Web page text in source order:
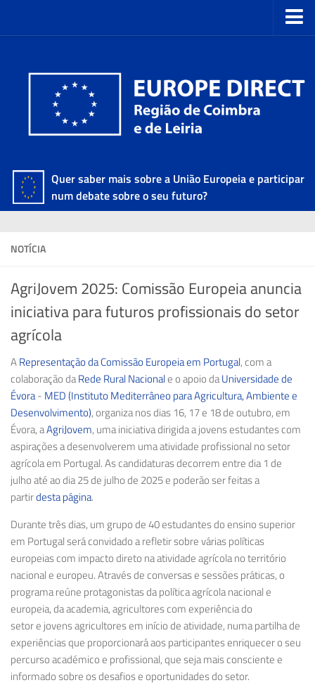
Quer saber mais sobre a União Europeia e participar
num debate sobre o seu futuro?
NOTÍCIA
AgriJovem 2025: Comissão Europeia anuncia
iniciativa para futuros profissionais do setor
agrícola
ARepresentação da Comissão Europeia em Portugal, com a
colaboração daRede Rural Nacionale o apoio daUniversidade de
Évora- MED (Instituto Mediterrâneo para Agricultura, Ambiente e
Desenvolvimento), organiza nos dias 16, 17 e 18 de outubro,em
Évora, aAgriJovem, uma iniciativa dirigida a jovens estudantes com
aspirações a desenvolverem uma atividade profissional no setor
agrícola em Portugal. As candidaturas decorrem entredia 1 de
julhoaté aodia 25 de julho de 2025e poderão ser feitas a
partirdesta página.
Durante três dias, um grupo de 40 estudantesdo ensino superior
em Portugal será convidado a refletir sobre várias políticas
europeias com impacto direto na atividade agrícola no território
nacional e europeu. Através de conversas e sessões práticas, o
programa reúne protagonistas da política agrícola nacional e
europeia, da academia,agricultores com experiência do
setore jovens agricultores em início de atividade, numa partilha de
experiências que proporcionará aos participantes enriquecer o seu
percurso académico e profissional, que seja mais consciente e
informado sobre os desafios e oportunidades do setor.